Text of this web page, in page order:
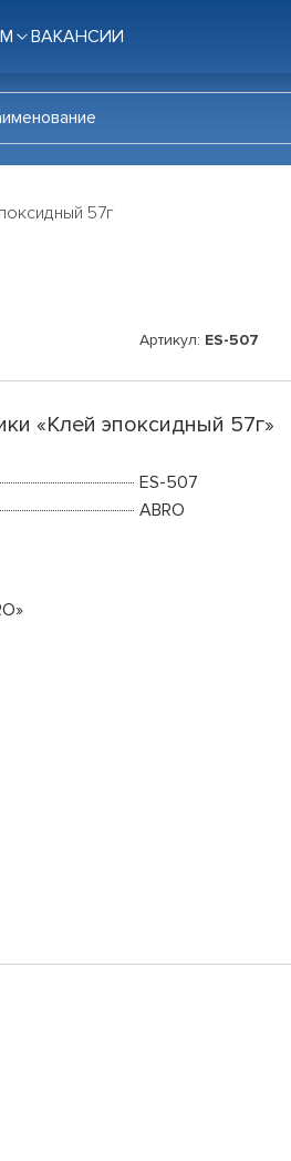
ВАКАНСИИ
57г
Артикул: ES-507
«Клей эпоксидный 57г»
ES-507
ABRO